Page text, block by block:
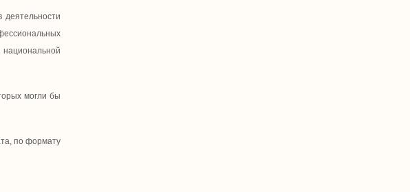
деятельности
могли бы
по формату